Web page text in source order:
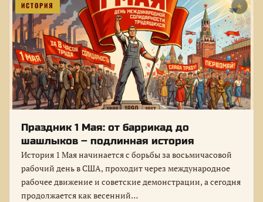
ИСТОРИЯ ★
Праздник 1 Мая: от баррикад до
шашлыков – подлинная история
История 1 Мая начинается с борьбы за восьмичасовой
рабочий день в США, проходит через международное
рабочее движение и советские демонстрации, а сегодня
продолжается как весенний…